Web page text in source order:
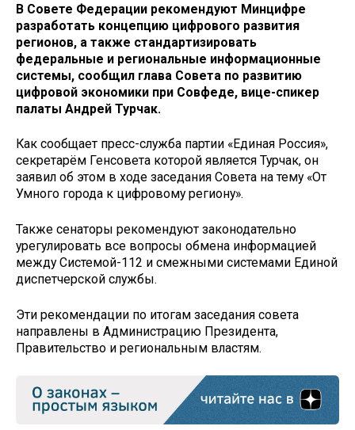
В Совете Федерации рекомендуют Минцифре
разработать концепцию цифрового развития
регионов, а также стандартизировать
федеральные и региональные информационные
системы, сообщил глава Совета по развитию
цифровой экономики при Совфеде, вице-спикер
палаты Андрей Турчак.
Как сообщает пресс-служба партии «Единая Россия»,
секретарём Генсовета которой является Турчак, он
заявил об этом в ходе заседания Совета на тему «От
Умного города к цифровому региону».
Также сенаторы рекомендуют законодательно
урегулировать все вопросы обмена информацией
между Системой-112 и смежными системами Единой
диспетчерской службы.
Эти рекомендации по итогам заседания совета
направлены в Администрацию Президента,
Правительство и региональным властям.